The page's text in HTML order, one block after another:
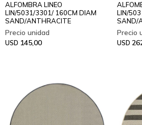
ALFOMBRA LINEO
LIN/5031/3301/ 160CM DIAM
SAND/ANTHRACITE
USD 145,00
LIN/
SAND/
USD